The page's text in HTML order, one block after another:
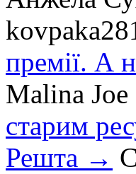
премії. А
Malina Joe
старим
Решта →